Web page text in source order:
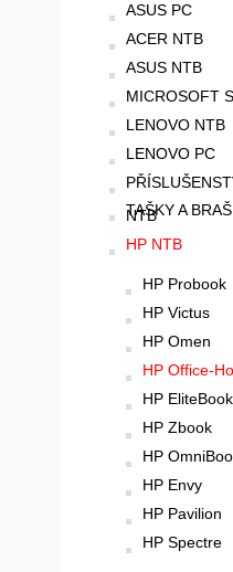
ASUS PC
ACER NTB
ASUS NTB
MICROSOFT
LENOVO NTB
LENOVO PC
TAŠKY A
NTB
HP NTB
HP Probook
HP Victus
HP Omen
HP Office-
HP EliteBook
HP Zbook
HP
HP Envy
HP Pavilion
HP Spectre